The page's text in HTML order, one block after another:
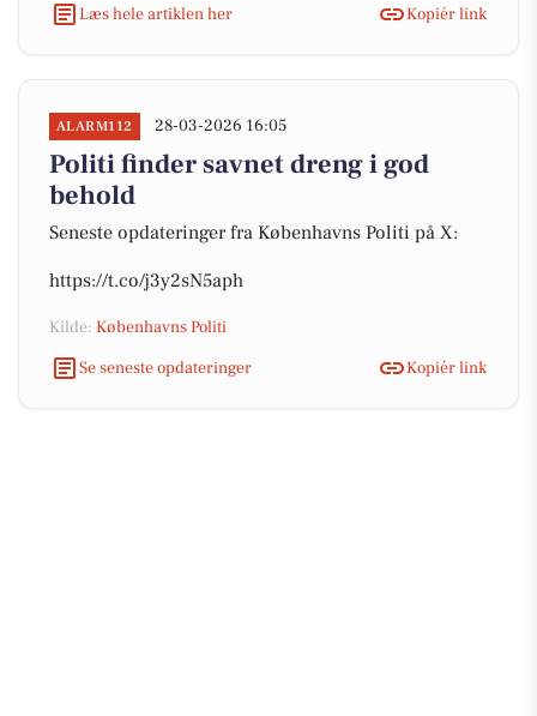
Læs hele artiklen her
Kopiér link
ALARM112 28-03-2026 16:05
Politi finder savnet dreng i god
behold
Seneste opdateringer fra Københavns Politi på X:
https://t.co/j3y2sN5aph
Kilde: Københavns Politi
Se seneste opdateringer
Kopiér link